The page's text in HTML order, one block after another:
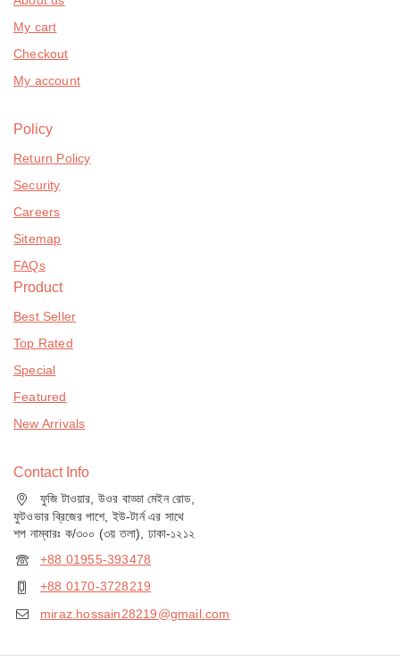
My cart
Checkout
My account
Policy
Return Policy
Security
Careers
Sitemap
FAQs
Product
Best Seller
Top Rated
Special
Featured
New Arrivals
Contact Info
ফুজি টাওয়ার, উওর বাড্ডা মেইন রোড,
ফুটওভার ব্রিজের পাশে, ইউ-টার্ন এর সাথে
শপ নাম্বারঃ ক/৩০০ (৩য় তলা), ঢাকা-১২১২
+88 01955-393478
+88 0170-3728219
miraz.hossain28219@gmail.com